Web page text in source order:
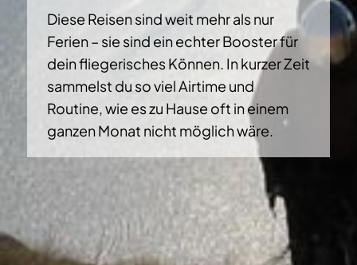
Diese Reisen sind weit mehr als nur
Ferien – sie sind ein echter Booster für
dein fliegerisches Können. In kurzer Zeit
sammelst du so viel Airtime und
Routine, wie es zu Hause oft in einem
ganzen Monat nicht möglich wäre.